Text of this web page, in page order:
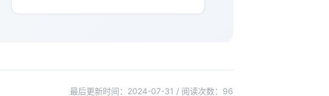
最后更新时间：2024-07-31 / 阅读次数： 96